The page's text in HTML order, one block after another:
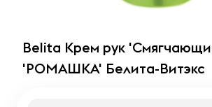
Belita Крем рук
'РОМАШКА' Белита-Витэкс